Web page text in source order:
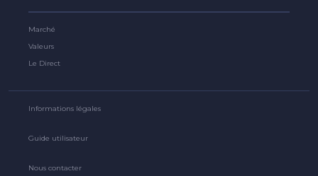
Marché
Valeurs
Le Direct
Informations légales
Guide utilisateur
Nous contacter